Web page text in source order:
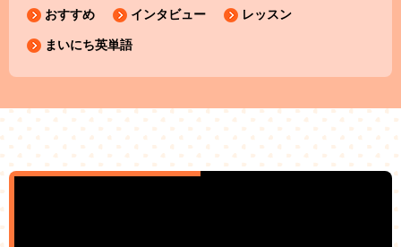
おすすめ インタビュー レッスン
まいにち英単語